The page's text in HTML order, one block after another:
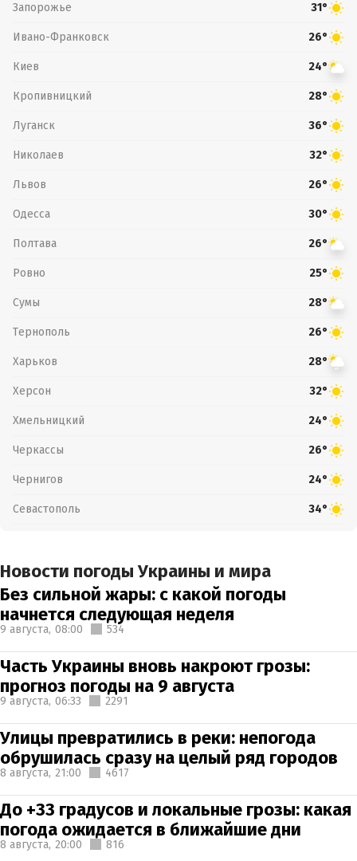
Запорожье 31°
Ивано-Франковск 26°
Киев 24°
Кропивницкий 28°
Луганск 36°
Николаев 32°
Львов 26°
Одесса 30°
Полтава 26°
Ровно 25°
Сумы 28°
Тернополь 26°
Харьков 28°
Херсон 32°
Хмельницкий 24°
Черкассы 26°
Чернигов 24°
Севастополь 34°
Новости погоды Украины и мира
Без сильной жары: с какой погоды
начнется следующая неделя
9 августа, 08:00 534
Часть Украины вновь накроют грозы:
прогноз погоды на 9 августа
9 августа, 06:33 2291
Улицы превратились в реки: непогода
обрушилась сразу на целый ряд городов
8 августа, 21:00 4617
До +33 градусов и локальные грозы: какая
погода ожидается в ближайшие дни
8 августа, 20:00 816